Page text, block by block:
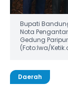
Bupati
Nota
Gedung
(Foto:Iwa/
Daerah